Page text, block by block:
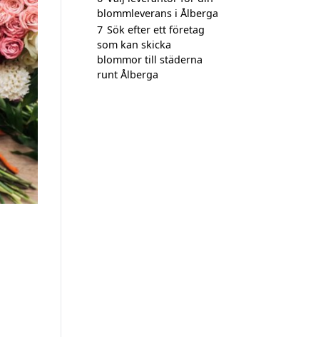
blommleverans i Ålberga
7 Sök efter ett företag
som kan skicka
blommor till städerna
runt Ålberga